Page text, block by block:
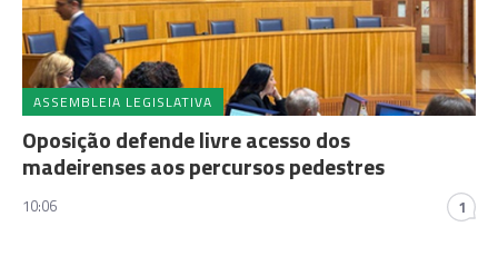
ASSEMBLEIA LEGISLATIVA
Oposição defende livre acesso dos
madeirenses aos percursos pedestres
10:06 1